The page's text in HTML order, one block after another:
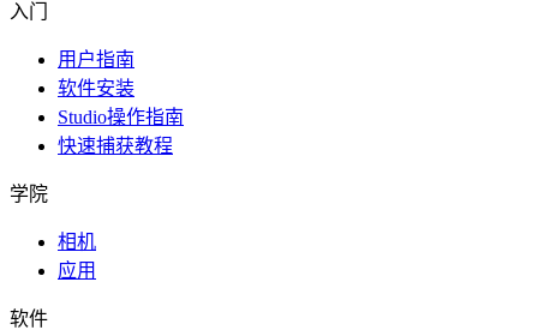
入门
用户指南
软件安装
Studio操作指南
快速捕获教程
学院
相机
应用
软件